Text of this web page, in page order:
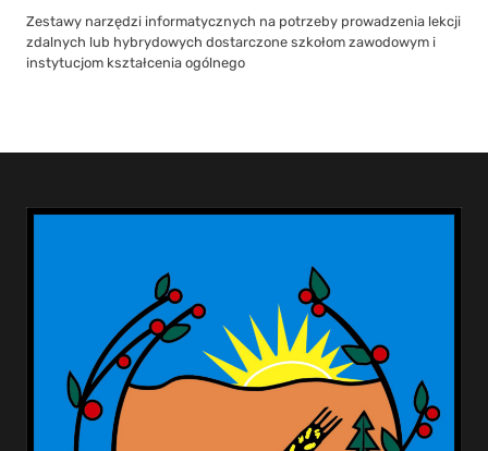
Zestawy narzędzi informatycznych na potrzeby prowadzenia lekcji
zdalnych lub hybrydowych dostarczone szkołom zawodowym i
instytucjom kształcenia ogólnego